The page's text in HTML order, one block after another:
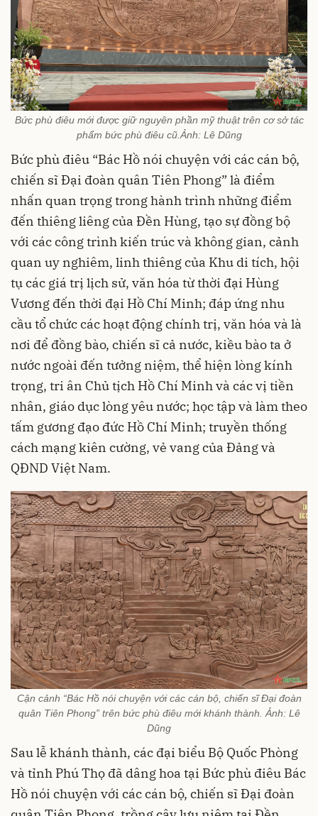
Bức phù điêu mới được giữ nguyên phần mỹ thuật trên cơ sở tác
phẩm bức phù điêu cũ.Ảnh: Lê Dũng
Bức phù điêu “Bác Hồ nói chuyện với các cán bộ,
chiến sĩ Đại đoàn quân Tiên Phong” là điểm
nhấn quan trọng trong hành trình những điểm
đến thiêng liêng của Đền Hùng, tạo sự đồng bộ
với các công trình kiến trúc và không gian, cảnh
quan uy nghiêm, linh thiêng của Khu di tích, hội
tụ các giá trị lịch sử, văn hóa từ thời đại Hùng
Vương đến thời đại Hồ Chí Minh; đáp ứng nhu
cầu tổ chức các hoạt động chính trị, văn hóa và là
nơi để đồng bào, chiến sĩ cả nước, kiều bào ta ở
nước ngoài đến tưởng niệm, thể hiện lòng kính
trọng, tri ân Chủ tịch Hồ Chí Minh và các vị tiền
nhân, giáo dục lòng yêu nước; học tập và làm theo
tấm gương đạo đức Hồ Chí Minh; truyền thống
cách mạng kiên cường, vẻ vang của Đảng và
QĐND Việt Nam.
Cận cảnh “Bác Hồ nói chuyện với các cán bộ, chiến sĩ Đại đoàn
quân Tiên Phong” trên bức phù điêu mới khánh thành. Ảnh: Lê
Dũng
Sau lễ khánh thành, các đại biểu Bộ Quốc Phòng
và tỉnh Phú Thọ đã dâng hoa tại Bức phù điêu Bác
Hồ nói chuyện với các cán bộ, chiến sĩ Đại đoàn